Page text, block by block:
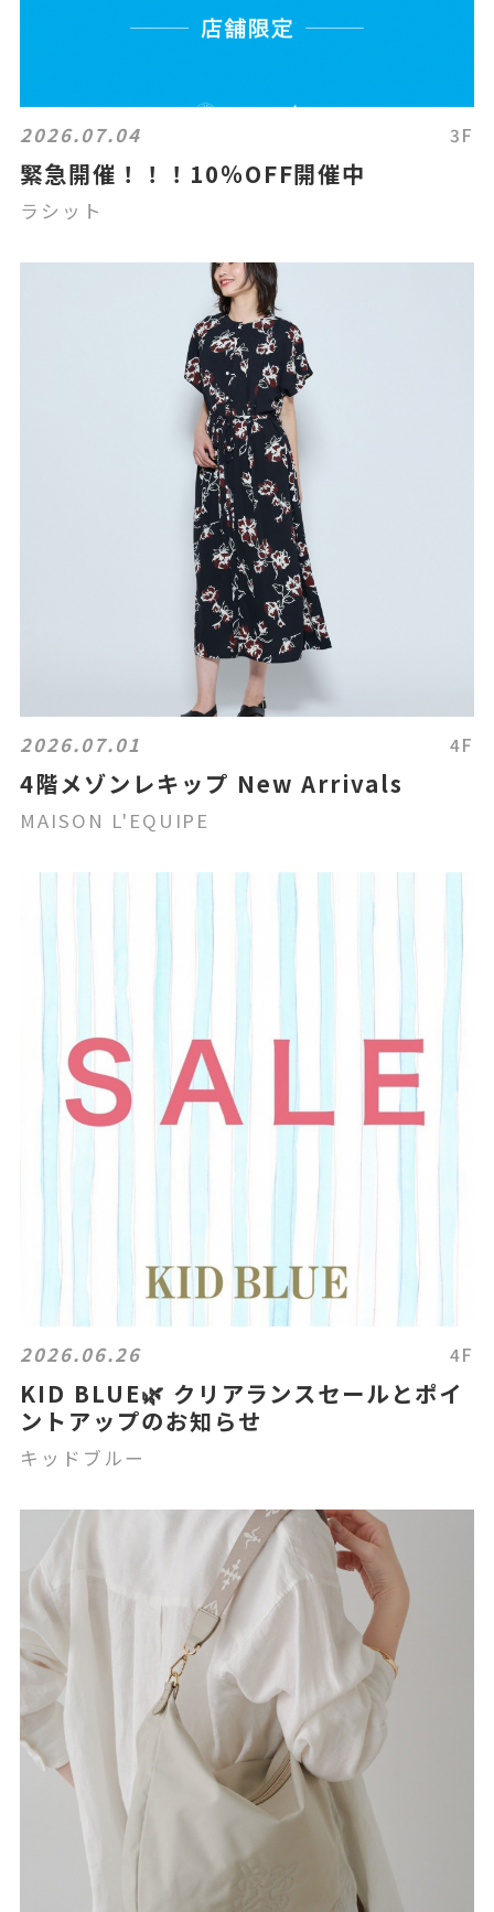
2026.07.04 3F
緊急開催！！！10％OFF開催中
ラシット
2026.07.01 4F
4階メゾンレキップ New Arrivals
MAISON L'EQUIPE
2026.06.26 4F
KID BLUE🌿 クリアランスセールとポイ
ントアップのお知らせ
キッドブルー